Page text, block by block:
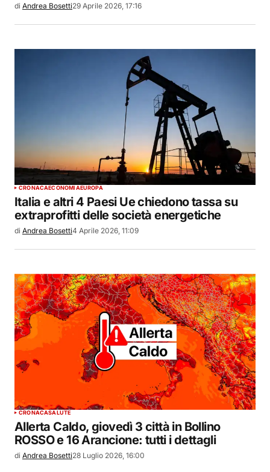
di Andrea Bosetti29 Aprile 2026, 17:16
CRONACAECONOMIAEUROPA
Italia e altri 4 Paesi Ue chiedono tassa su
extraprofitti delle società energetiche
di Andrea Bosetti4 Aprile 2026, 11:09
CRONACASALUTE
Allerta Caldo, giovedì 3 città in Bollino
ROSSO e 16 Arancione: tutti i dettagli
di Andrea Bosetti28 Luglio 2026, 16:00